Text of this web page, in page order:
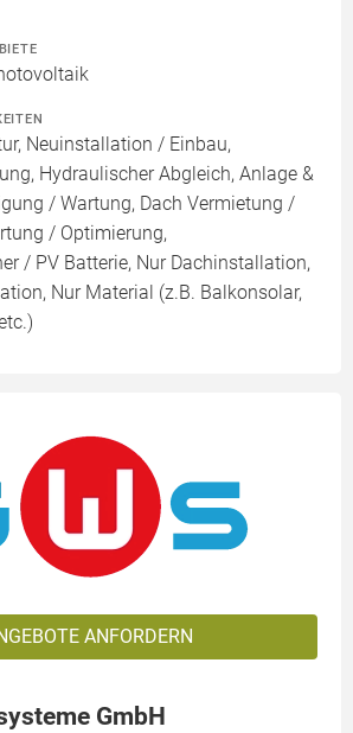
Neuinstallation / Einbau,
Hydraulischer Abgleich, Anlage &
/ Wartung, Dach Vermietung /
/ Optimierung,
/ PV Batterie, Nur Dachinstallation,
Nur Material (z.B. Balkonsolar,
ANFORDERN
GmbH